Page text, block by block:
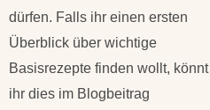
dürfen. Falls ihr einen ersten
Überblick über wichtige
Basisrezepte finden wollt, könnt
ihr dies im Blogbeitrag